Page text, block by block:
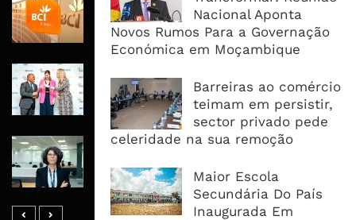
Nacional Aponta
Novos Rumos Para a Governação
Económica em Moçambique
Barreiras ao comércio
teimam em persistir,
sector privado pede
celeridade na sua remoção
Maior Escola
Secundária Do País
Inaugurada Em
Meticais, Mas Crédito A Clientes
Recua 5,5%
Libras Para Criar Novas Soluções De
Financiamento Às PME
Banco De Desenvolvimento Pode
Define O Resultado